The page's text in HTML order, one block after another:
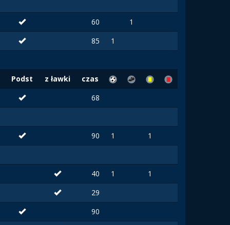
60
1
85
1
Podst z ławki
czas
68
90 1 1
40 1
1
29
90